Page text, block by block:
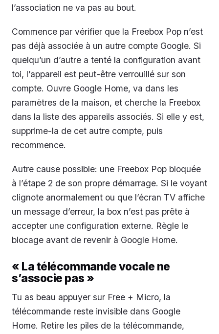
l’association ne va pas au bout.
Commence par vérifier que la Freebox Pop n’est
pas déjà associée à un autre compte Google. Si
quelqu’un d’autre a tenté la configuration avant
toi, l’appareil est peut-être verrouillé sur son
compte. Ouvre Google Home, va dans les
paramètres de la maison, et cherche la Freebox
dans la liste des appareils associés. Si elle y est,
supprime-la de cet autre compte, puis
recommence.
Autre cause possible: une Freebox Pop bloquée
à l’étape 2 de son propre démarrage. Si le voyant
clignote anormalement ou que l’écran TV affiche
un message d’erreur, la box n’est pas prête à
accepter une configuration externe. Règle le
blocage avant de revenir à Google Home.
« La télécommande vocale ne
s’associe pas »
Tu as beau appuyer sur Free + Micro, la
télécommande reste invisible dans Google
Home. Retire les piles de la télécommande,